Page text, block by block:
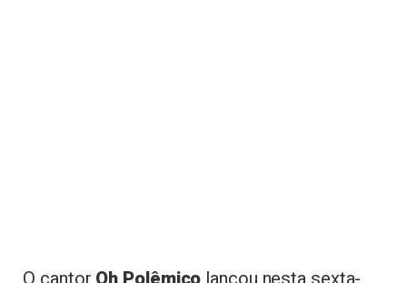
O cantor Oh Polêmico lançou nesta sexta-